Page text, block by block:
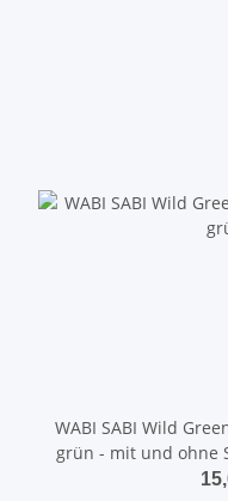
WABI SABI Wild
grün - mit und ohne Stärke - hochdeckende 3